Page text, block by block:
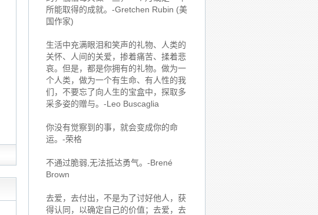
所能取得的成就。-Gretchen Rubin (美
国作家)
生活中充满眼泪和笑声的礼物、人类的
关怀、人间的关爱，掺着痛苦、揉着悲
哀。但是，都是你拥有的礼物。做为一
个人类，做为一个有生命、有人性的我
们，不要忘了向人生的宝盒中，探取多
采多姿的赠与。-Leo Buscaglia
你没有觉察到的事，就会变成你的命
运。-荣格
不通过脆弱,无法抵达勇气。-Brené
Brown
去爱，去付出，不是为了讨好他人，获
得认同，以确定自己的价值；去爱，去